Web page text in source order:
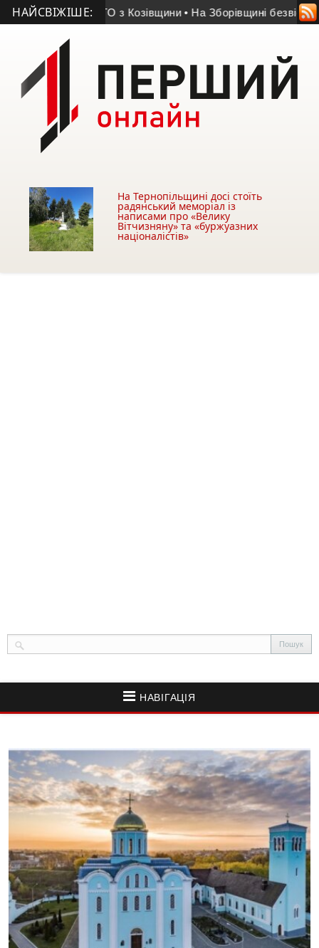
НАЙСВІЖІШЕ:
учасник АТО з Козівщини • На Зборівщині безвісти
На Тернопільщині досі стоїть
радянський меморіал із
написами про «Велику
Вітчизняну» та «буржуазних
націоналістів»
НАВІГАЦІЯ